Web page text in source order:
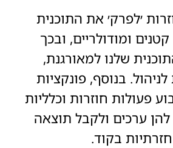
׳לפרק׳ את התוכנית
ומודולריים, ובכך
שלנו למאורגנת,
בנוסף, פונקציות
פעולות חוזרות וכלליות
ערכים ולקבל תוצאה
בקוד.